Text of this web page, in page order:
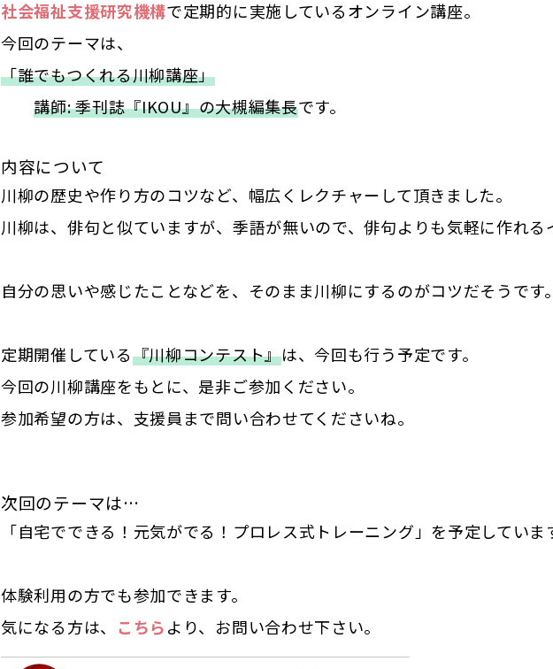
社会福祉支援研究機構で定期的に実施しているオンライン講座。
今回のテーマは、
「誰でもつくれる川柳講座」
講師: 季刊誌『IKOU』の大槻編集長です。
内容について
川柳の歴史や作り方のコツなど、幅広くレクチャーして頂きました。
川柳は、俳句と似ていますが、季語が無いので、俳句よりも気軽に作れ
自分の思いや感じたことなどを、そのまま川柳にするのがコツだそうです
定期開催している『川柳コンテスト』は、今回も行う予定です。
今回の川柳講座をもとに、是非ご参加ください。
参加希望の方は、支援員まで問い合わせてくださいね。
次回のテーマは…
「自宅でできる！元気がでる！プロレス式トレーニング」を予定していま
体験利用の方でも参加できます。
気になる方は、 こちらより、お問い合わせ下さい。